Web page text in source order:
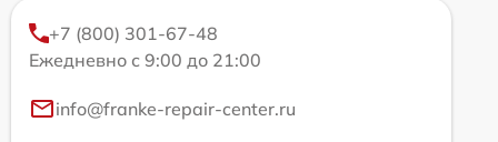
+7 (800) 301-67-48
Ежедневно с 9:00 до 21:00
info@franke-repair-center.ru